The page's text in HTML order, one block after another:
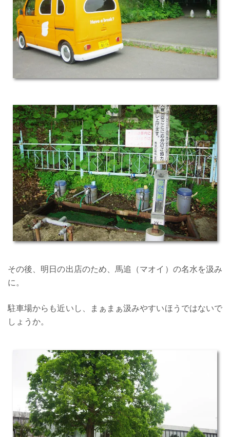
その後、明日の出店のため、馬追（マオイ）の名水を汲み
に。
駐車場からも近いし、まぁまぁ汲みやすいほうではないで
しょうか。